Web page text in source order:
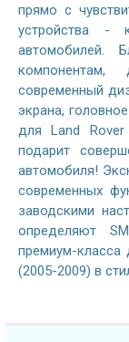
прямо с
устройства -
автомобилей.
современный
экрана,
для Land
подарит
автомобиля!
современных
заводскими
определяют
премиум-класса
(2005-2009) в